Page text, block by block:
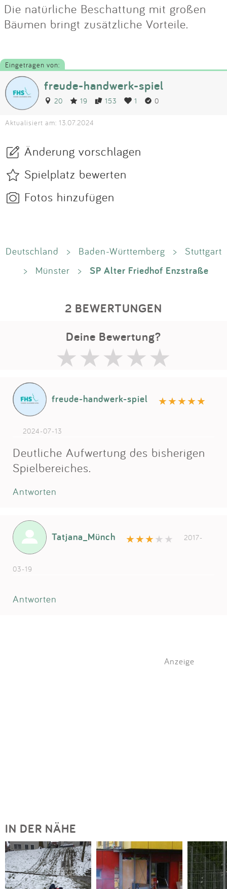
Die natürliche Beschattung mit großen
Bäumen bringt zusätzliche Vorteile.
Eingetragen von:
freude-handwerk-spiel
20 19 153 1 0
Aktualisiert am: 13.07.2024
Änderung vorschlagen
Spielplatz bewerten
Fotos hinzufügen
Deutschland > Baden-Württemberg >
Stuttgart
>
Münster > SP Alter Friedhof Enzstraße
2 BEWERTUNGEN
Deine Bewertung?
freude-handwerk-spiel
2024-07-13
Deutliche Aufwertung des bisherigen
Spielbereiches.
Antworten
Tatjana_Münch 2017-
03-19
Antworten
Anzeige
IN DER NÄHE